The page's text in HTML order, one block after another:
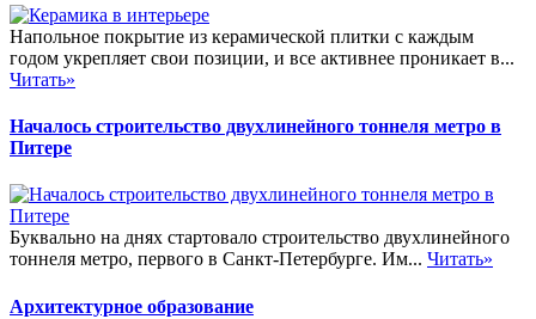
Напольное покрытие из керамической плитки с каждым
годом укрепляет свои позиции, и все активнее проникает в...
Читать»
Началось строительство двухлинейного тоннеля метро в
Питере
Буквально на днях стартовало строительство двухлинейного
тоннеля метро, первого в Санкт-Петербурге. Им... Читать»
Архитектурное образование